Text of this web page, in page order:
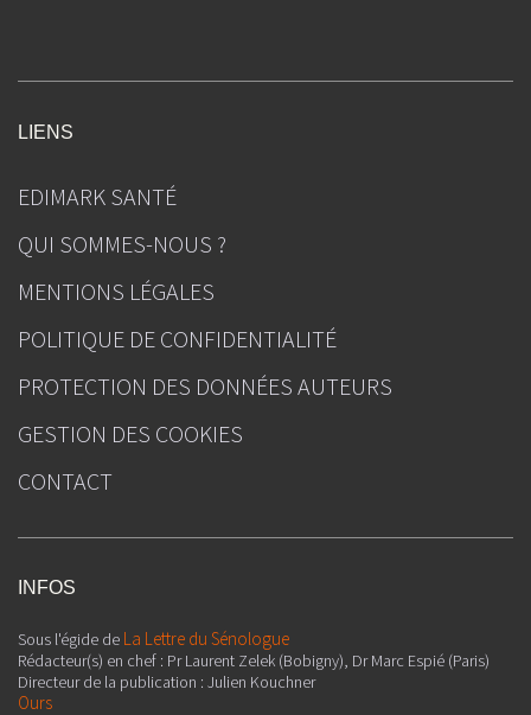
INFOS
Sous l'égide de La Lettre du Sénologue
Rédacteur(s) en chef : Pr Laurent Zelek (Bobigny), Dr Marc Espié (Paris)
Directeur de la publication : Julien Kouchner
Ours
LIENS
EDIMARK SANTÉ
QUI SOMMES-NOUS ?
MENTIONS LÉGALES
POLITIQUE DE CONFIDENTIALITÉ
PROTECTION DES DONNÉES AUTEURS
GESTION DES COOKIES
CONTACT